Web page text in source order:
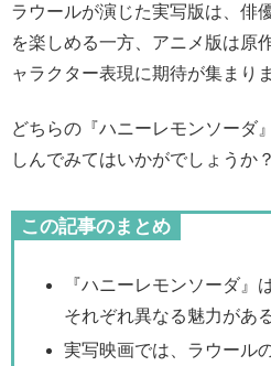
ラウールが演じた実写版は、俳
を楽しめる一方、アニメ版は原
ャラクター表現に期待が集まりま
どちらの『ハニーレモンソーダ
しんでみてはいかがでしょうか？
この記事のまとめ
『ハニーレモンソーダ』
それぞれ異なる魅力があ
実写映画では、ラウール